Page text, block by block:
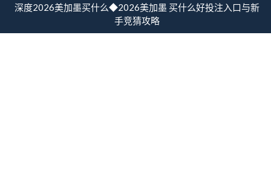
深度2026美加墨买什么◆2026美加墨 买什么好投注入口与新
手竞猜攻略